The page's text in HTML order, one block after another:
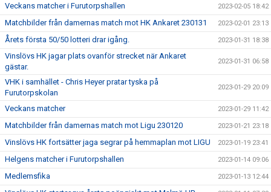
Veckans matcher i Furutorpshallen 2023-02-05 18:42
Matchbilder från damernas match mot HK Ankaret 230131 2023-02-01 23:13
Årets första 50/50 lotteri drar igång. 2023-01-31 18:38
Vinslövs HK jagar plats ovanför strecket när Ankaret
gästar.
2023-01-31 06:58
VHK i samhället - Chris Heyer pratar tyska på
Furutorpskolan
2023-01-29 20:09
Veckans matcher 2023-01-29 11:42
Matchbilder från damernas match mot Ligu 230120 2023-01-21 23:18
Vinslövs HK fortsätter jaga segrar på hemmaplan mot LIGU 2023-01-19 23:41
Helgens matcher i Furutorpshallen 2023-01-14 09:06
Medlemsfika 2023-01-13 12:44